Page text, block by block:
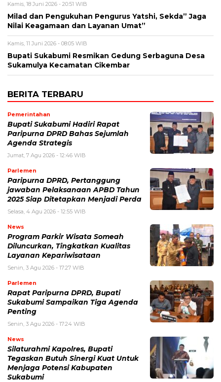
Kamis, 18 Juni 2026 - 20:51 WIB
Milad dan Pengukuhan Pengurus Yatshi, Sekda” Jaga
Nilai Keagamaan dan Layanan Umat”
Kamis, 11 Juni 2026 - 08:05 WIB
Bupati Sukabumi Resmikan Gedung Serbaguna Desa
Sukamulya Kecamatan Cikembar
BERITA TERBARU
Pemerintahan
Bupati Sukabumi Hadiri Rapat
Paripurna DPRD Bahas Sejumlah
Agenda Strategis
Jumat, 7 Agu 2026 - 12:46 WIB
Parlemen
Paripurna DPRD, Pertanggung
jawaban Pelaksanaan APBD Tahun
2025 Siap Ditetapkan Menjadi Perda
Selasa, 4 Agu 2026 - 12:55 WIB
News
Program Parkir Wisata Someah
Diluncurkan, Tingkatkan Kualitas
Layanan Kepariwisataan
Senin, 3 Agu 2026 - 17:27 WIB
Parlemen
Rapat Paripurna DPRD, Bupati
Sukabumi Sampaikan Tiga Agenda
Penting
Senin, 3 Agu 2026 - 17:24 WIB
News
Silaturahmi Kapolres, Bupati
Tegaskan Butuh Sinergi Kuat Untuk
Menjaga Potensi Kabupaten
Sukabumi